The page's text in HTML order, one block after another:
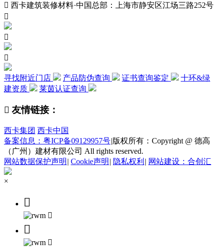
 西卡建筑装修材料·中国总部：上海市静安区江场三路252号



寻找附近门店 产品防伪查询 证书查询鉴定
十环&绿
建资质
莱茵认证查询
 友情链接：
西卡集团 西卡中国
备案信息：粤ICP备09129957号|版权所有：Copyright @ 德高
（广州）建材有限公司 All rights reserved.
网站数据保护声明 | Cookie声明 | 隐私权利 | 网站建设：合创汇
×



